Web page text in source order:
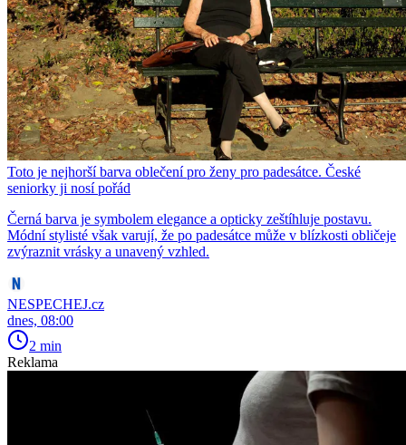
Toto je nejhorší barva oblečení pro ženy pro padesátce. České
seniorky ji nosí pořád
Černá barva je symbolem elegance a opticky zeštíhluje postavu.
Módní stylisté však varují, že po padesátce může v blízkosti obličeje
zvýraznit vrásky a unavený vzhled.
NESPECHEJ.cz
dnes, 08:00
2 min
Reklama